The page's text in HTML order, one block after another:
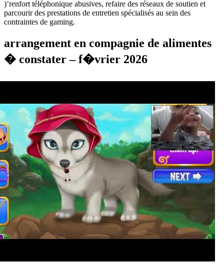
)’renfort téléphonique abusives, refaire des réseaux de soutien et
parcourir des prestations de entretien spécialisés au sein des
contraintes de gaming.
arrangement en compagnie de alimentes
� constater – f�vrier 2026